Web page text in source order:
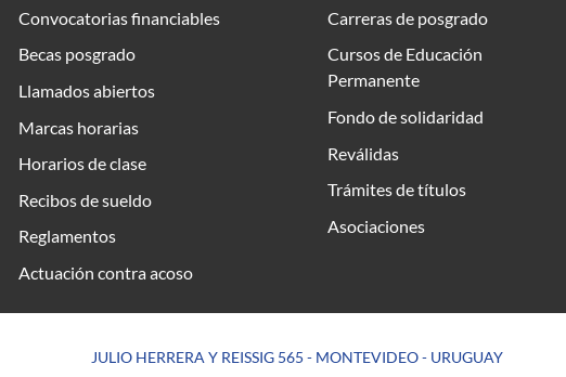
Convocatorias financiables
Becas posgrado
Llamados abiertos
Marcas horarias
Horarios de clase
Recibos de sueldo
Reglamentos
Actuación contra acoso
Carreras de posgrado
Cursos de Educación
Permanente
Fondo de solidaridad
Reválidas
Trámites de títulos
Asociaciones
JULIO HERRERA Y REISSIG 565 - MONTEVIDEO - URUGUAY